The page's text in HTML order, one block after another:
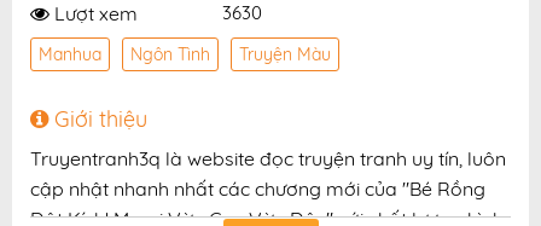
Lượt xem 3630
Manhua Ngôn Tình Truyện Màu
Giới thiệu
Truyentranh3q là website đọc truyện tranh uy tín, luôn
cập nhật nhanh nhất các chương mới của "Bé Rồng
Đột Kích! Mami Vừa Cay Vừa Độc" với chất lượng hình